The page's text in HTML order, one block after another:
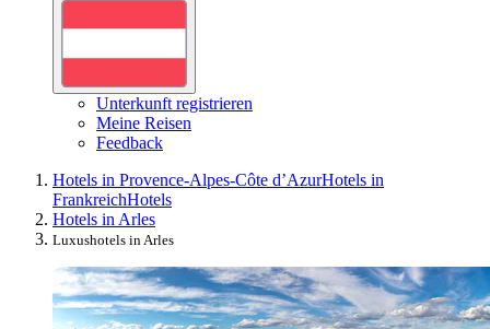
Unterkunft registrieren
Meine Reisen
Feedback
Hotels in Provence-Alpes-Côte d’AzurHotels in
FrankreichHotels
Hotels in Arles
Luxushotels in Arles